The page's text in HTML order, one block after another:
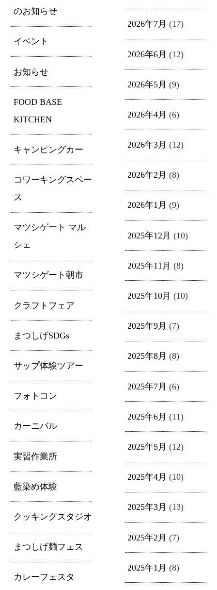
のお知らせ
イベント
お知らせ
FOOD BASE
KITCHEN
キャンピングカー
コワーキングスペー
ス
マツシゲート マル
シェ
マツシゲート朝市
クラフトフェア
まつしげSDGs
サップ体験ツアー
フォトコン
カーニバル
実習作業所
藍染め体験
クッキングスタジオ
まつしげ麺フェス
カレーフェスタ
2026年7月 (17)
2026年6月 (12)
2026年5月 (9)
2026年4月 (6)
2026年3月 (12)
2026年2月 (8)
2026年1月 (9)
2025年12月 (10)
2025年11月 (8)
2025年10月 (10)
2025年9月 (7)
2025年8月 (8)
2025年7月 (6)
2025年6月 (11)
2025年5月 (12)
2025年4月 (10)
2025年3月 (13)
2025年2月 (7)
2025年1月 (8)